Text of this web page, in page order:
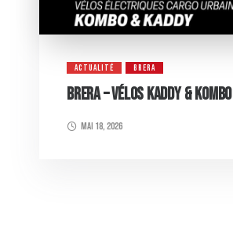
ACTUALITÉ BRERA
BRERA – VÉLOS KADDY & KOMBO
mai 18, 2026